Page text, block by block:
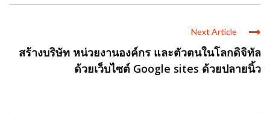
Next Article
สร้างบริษัท หน่วยงานองค์กร และตัวตนในโลกดิจิทัล
ด้วยเว็บไซต์ Google sites ด้วยปลายนิ้ว